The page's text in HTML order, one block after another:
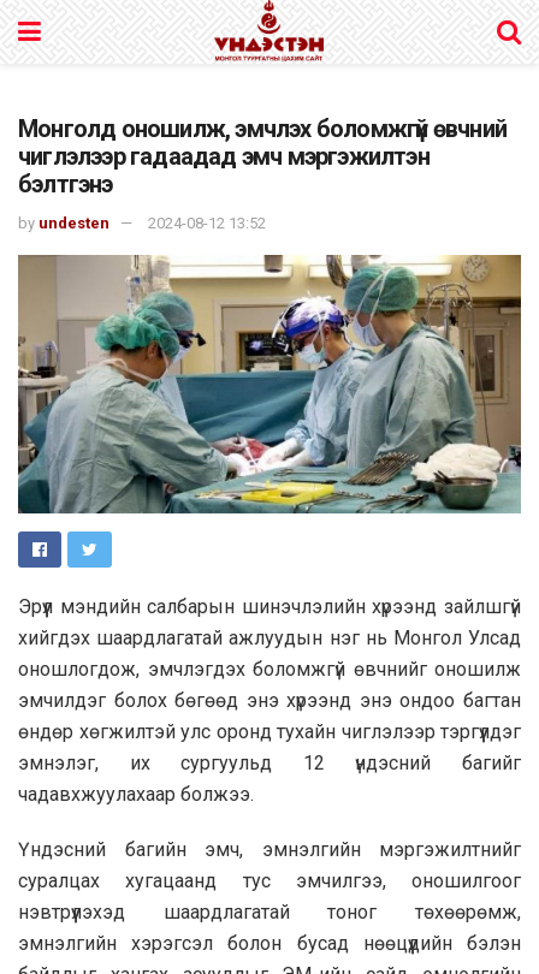
Монголд оношилж, эмчлэх боломжгүй өвчний
чиглэлээр гадаадад эмч мэргэжилтэн
бэлтгэнэ
by undesten 2024-08-12 13:52
Эрүүл мэндийн салбарын шинэчлэлийн хүрээнд зайлшгүй
хийгдэх шаардлагатай ажлуудын нэг нь Монгол Улсад
оношлогдож, эмчлэгдэх боломжгүй өвчнийг оношилж
эмчилдэг болох бөгөөд энэ хүрээнд энэ ондоо багтан
өндөр хөгжилтэй улс оронд тухайн чиглэлээр тэргүүлдэг
эмнэлэг, их сургуульд 12 үндэсний багийг
чадавхжуулахаар болжээ.
Үндэсний багийн эмч, эмнэлгийн мэргэжилтнийг
суралцах хугацаанд тус эмчилгээ, оношилгоог
нэвтрүүлэхэд шаардлагатай тоног төхөөрөмж,
эмнэлгийн хэрэгсэл болон бусад нөөцүүдийн бэлэн